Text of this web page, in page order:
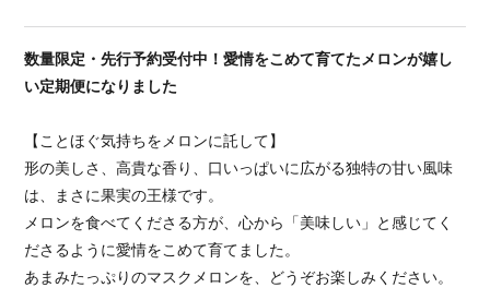
数量限定・先行予約受付中！愛情をこめて育てたメロンが嬉し
い定期便になりました
【ことほぐ気持ちをメロンに託して】
形の美しさ、高貴な香り、口いっぱいに広がる独特の甘い風味
は、まさに果実の王様です。
メロンを食べてくださる方が、心から「美味しい」と感じてく
ださるように愛情をこめて育てました。
あまみたっぷりのマスクメロンを、どうぞお楽しみください。